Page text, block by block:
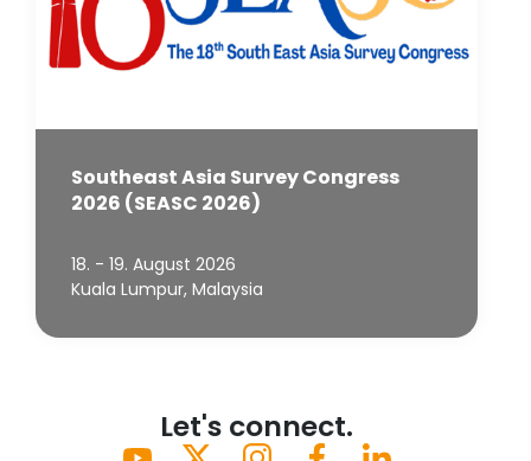
Southeast Asia Survey Congress
2026 (SEASC 2026)
18. - 19. August 2026
Kuala Lumpur, Malaysia
Let's connect.